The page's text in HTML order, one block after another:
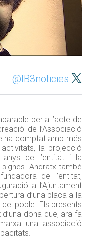
@IB3noticies
per a l’acte de
de l’Associació
ha comptat amb més
activitats, la projecció
anys de l’entitat i la
Andratx també
de l’entitat,
a l’Ajuntament
d’una placa a la
del poble. Els presents
dona que, ara fa
una associació